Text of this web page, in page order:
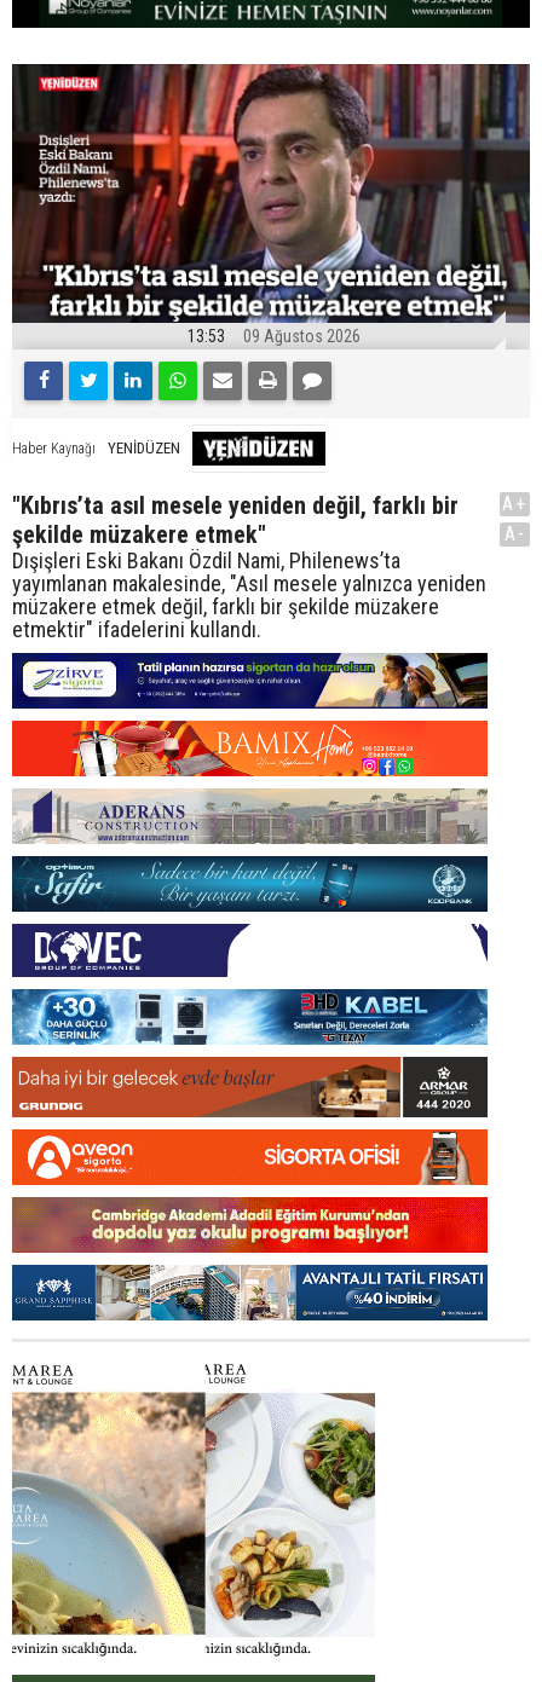
13:53 09 Ağustos 2026
Haber Kaynağı YENİDÜZEN
"Kıbrıs’ta asıl mesele yeniden değil, farklı bir
şekilde müzakere etmek"
Dışişleri Eski Bakanı Özdil Nami, Philenews’ta
yayımlanan makalesinde, "Asıl mesele yalnızca yeniden
müzakere etmek değil, farklı bir şekilde müzakere
etmektir" ifadelerini kullandı.
A+
A-